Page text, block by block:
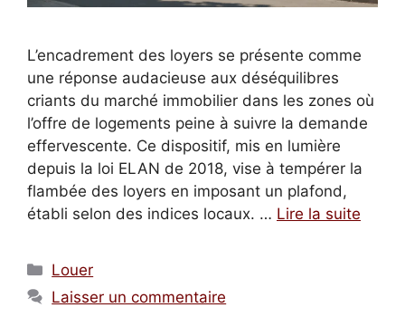
L’encadrement des loyers se présente comme
une réponse audacieuse aux déséquilibres
criants du marché immobilier dans les zones où
l’offre de logements peine à suivre la demande
effervescente. Ce dispositif, mis en lumière
depuis la loi ELAN de 2018, vise à tempérer la
flambée des loyers en imposant un plafond,
établi selon des indices locaux. … Lire la suite
Catégories
Louer
Laisser un commentaire